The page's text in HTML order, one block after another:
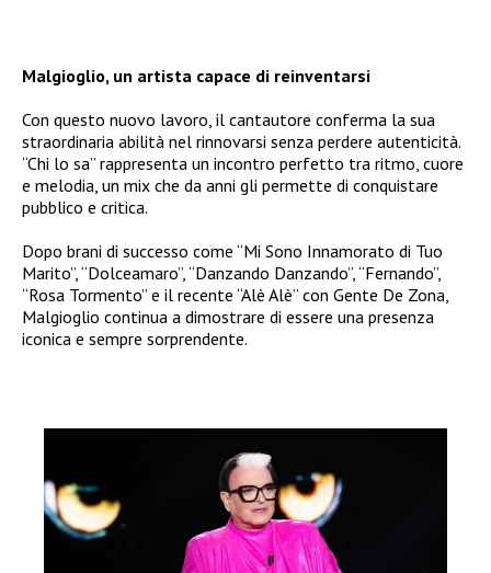
Malgioglio, un artista capace di reinventarsi
Con questo nuovo lavoro, il cantautore conferma la sua
straordinaria abilità nel rinnovarsi senza perdere autenticità.
“Chi lo sa” rappresenta un incontro perfetto tra ritmo, cuore
e melodia, un mix che da anni gli permette di conquistare
pubblico e critica.
Dopo brani di successo come “Mi Sono Innamorato di Tuo
Marito”, “Dolceamaro”, “Danzando Danzando”, “Fernando”,
“Rosa Tormento” e il recente “Alè Alè” con Gente De Zona,
Malgioglio continua a dimostrare di essere una presenza
iconica e sempre sorprendente.